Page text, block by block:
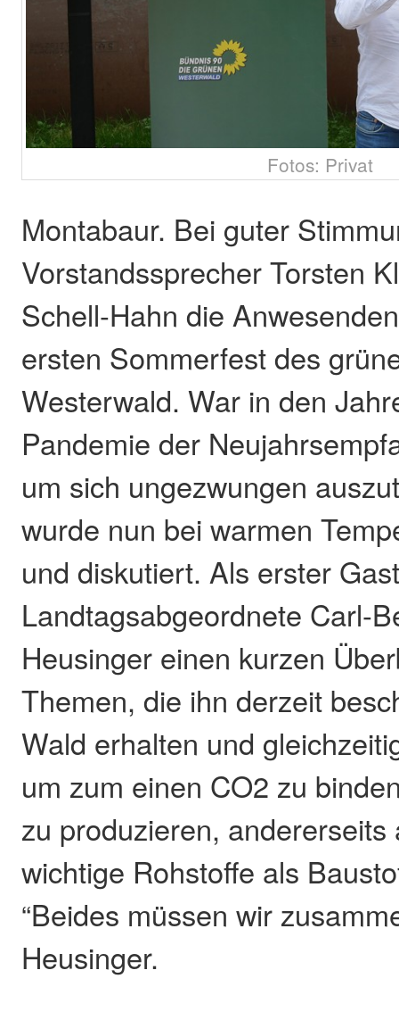
Fotos: Privat
Montabaur. Bei guter
Vorstandssprecher Torsten
Schell-Hahn die
ersten Sommerfest des
Westerwald. War in den
Pandemie der
um sich ungezwungen
wurde nun bei warmen
und diskutiert. Als erster
Landtagsabgeordnete Carl-
Heusinger einen kurzen
Themen, die ihn derzeit
Wald erhalten und
um zum einen CO2 zu
zu produzieren, andererseits
wichtige Rohstoffe als
“Beides müssen wir
Heusinger.